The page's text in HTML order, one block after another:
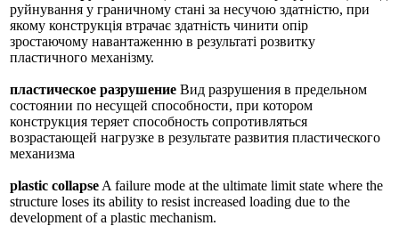
руйнування у граничному стані за несучою здатністю, при
якому конструкція втрачає здатність чинити опір
зростаючому навантаженню в результаті розвитку
пластичного механізму.
пластическое разрушение Вид разрушения в предельном
состоянии по несущей способности, при котором
конструкция теряет способность сопротивляться
возрастающей нагрузке в результате развития пластического
механизма
plastic collapse A failure mode at the ultimate limit state where the
structure loses its ability to resist increased loading due to the
development of a plastic mechanism.